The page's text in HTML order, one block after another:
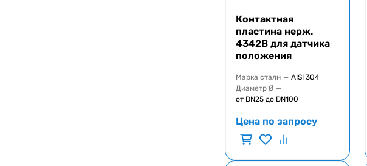
Контактная
пластина нерж.
4342B для датчика
положения
Марка стали — AISI 304
Диаметр Ø —
от DN25 до DN100
Цена по запросу